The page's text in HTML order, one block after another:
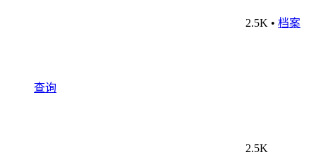
2.5K • 档案
查询
2.5K